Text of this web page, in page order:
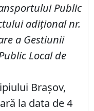
Public
adiţionalnr.
a Gestiunii
Local de
Brașov,
la data de 4